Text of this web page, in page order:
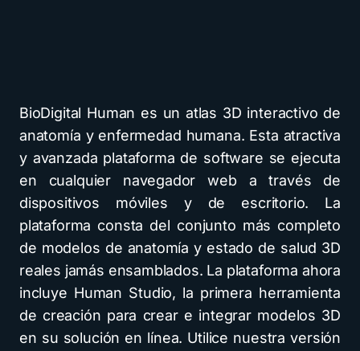
BioDigital Human es un atlas 3D interactivo de
anatomía y enfermedad humana. Esta atractiva
y avanzada plataforma de software se ejecuta
en cualquier navegador web a través de
dispositivos móviles y de escritorio. La
plataforma consta del conjunto más completo
de modelos de anatomía y estado de salud 3D
reales jamás ensamblados. La plataforma ahora
incluye Human Studio, la primera herramienta
de creación para crear e integrar modelos 3D
en su solución en línea. Utilice nuestra versión